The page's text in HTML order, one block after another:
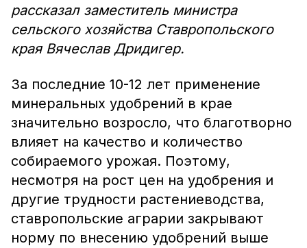
рассказал заместитель министра
сельского хозяйства Ставропольского
края Вячеслав Дридигер.
За последние 10-12 лет применение
минеральных удобрений в крае
значительно возросло, что благотворно
влияет на качество и количество
собираемого урожая. Поэтому,
несмотря на рост цен на удобрения и
другие трудности растениеводства,
ставропольские аграрии закрывают
норму по внесению удобрений выше